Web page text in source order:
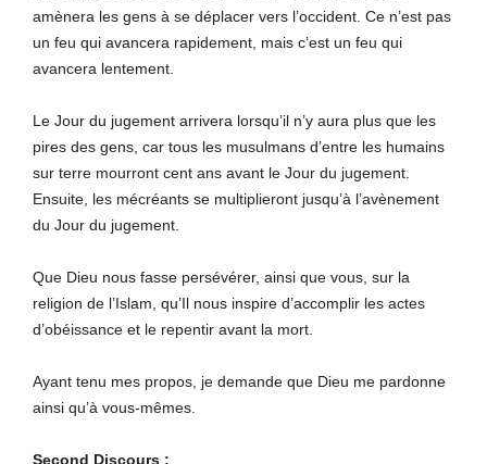
amènera les gens à se déplacer vers l’occident. Ce n’est pas
un feu qui avancera rapidement, mais c’est un feu qui
avancera lentement.
Le Jour du jugement arrivera lorsqu’il n’y aura plus que les
pires des gens, car tous les musulmans d’entre les humains
sur terre mourront cent ans avant le Jour du jugement.
Ensuite, les mécréants se multiplieront jusqu’à l’avènement
du Jour du jugement.
Que Dieu nous fasse persévérer, ainsi que vous, sur la
religion de l’Islam, qu’Il nous inspire d’accomplir les actes
d’obéissance et le repentir avant la mort.
Ayant tenu mes propos, je demande que Dieu me pardonne
ainsi qu’à vous-mêmes.
Second Discours :